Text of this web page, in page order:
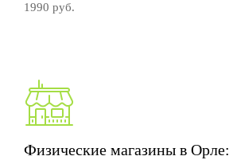
1990 руб.
Физические магазины в Орле: